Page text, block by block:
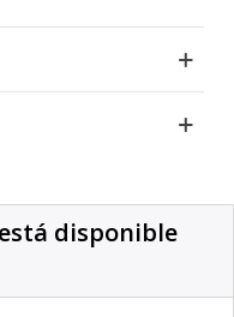
disponible